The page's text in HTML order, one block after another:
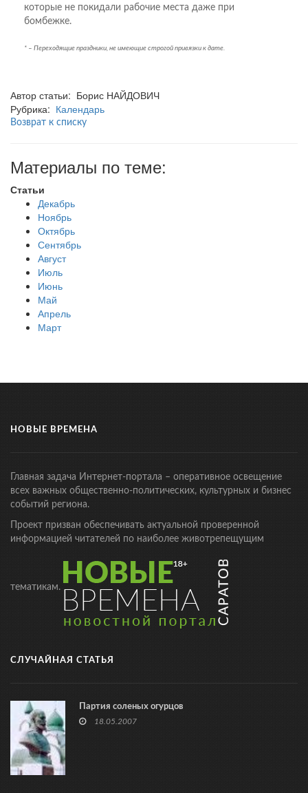
которые не покидали рабочие места даже при
бомбежке.
* – Переходящие праздники, не имеющие строгой привязки к дате.
Автор статьи: Борис НАЙДОВИЧ
Рубрика: Календарь
Возврат к списку
Материалы по теме:
Статьи
Декабрь
Ноябрь
Октябрь
Сентябрь
Август
Июль
Июнь
Май
Апрель
Март
НОВЫЕ ВРЕМЕНА
Главная задача Интернет-портала – оперативное освещение
всех важных общественно-политических, культурных и бизнес
событий региона.
Проект призван обеспечивать актуальной проверенной
информацией читателей по наиболее животрепещущим
тематикам.
СЛУЧАЙНАЯ СТАТЬЯ
Партия соленых огурцов
18.05.2007